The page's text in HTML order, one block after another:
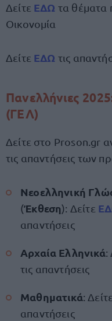
Δείτε ΕΔΩ τα θέματα
Οικονομία
Δείτε ΕΔΩ τις
Πανελλήνιες
(ΓΕΛ)
Δείτε στο Proson.gr
τις απαντήσεις των
Νεοελληνική
(Έκθεση): Δείτε
απαντήσεις
Αρχαία Ελληνικά:
τις απαντήσεις
Μαθηματικά: Δείτε
απαντήσεις